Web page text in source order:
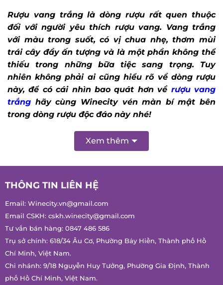
Rượu vang trắng là dòng rượu rất quen thuộc
đối với người yêu thích rượu vang. Vang trắng
với màu trong suốt, có vị chua nhẹ, thơm mùi
trái cây đầy ấn tượng và là một phần không thể
thiếu trong những bữa tiệc sang trọng. Tuy
nhiên không phải ai cũng hiểu rõ về dòng rượu
này, để có cái nhìn bao quát hơn về rượu vang
trắng hãy cùng Winecity vén màn bí mật bên
trong dòng rượu độc đáo này nhé!
Xem thêm
THÔNG TIN LIÊN HỆ
Email: Winecity.vn@gmail.com
Email CSKH: cskh.winecity@gmail.com
Tư vấn bán hàng: 0847 486 586
Trụ sở chính: 618/34 Âu Cơ, Phường Bảy Hiền, Thành phố Hồ
Chí Minh, Việt Nam.
Chi nhánh: 9/18 Nguyễn Huy Tưởng, Phường Gia Định, Thành
phố Hồ Chí Minh, Việt Nam.